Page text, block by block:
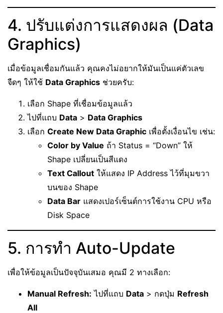
4. ปรับแต่งการแสดงผล (Data
Graphics)
เมื่อข้อมูลเชื่อมกันแล้ว คุณคงไม่อยากให้มันเป็นแค่ตัวเลข
จืดๆ ให้ใช้ Data Graphics ช่วยครับ:
เลือก Shape ที่เชื่อมข้อมูลแล้ว
ไปที่แถบ Data > Data Graphics
เลือก Create New Data Graphic เพื่อตั้งเงื่อนไข เช่น:
Color by Value ถ้า Status = “Down” ให้
Shape เปลี่ยนเป็นสีแดง
Text Callout ให้แสดง IP Address ไว้ที่มุมขวา
บนของ Shape
Data Bar แสดงเปอร์เซ็นต์การใช้งาน CPU หรือ
Disk Space
5. การทำ Auto-Update
เพื่อให้ข้อมูลเป็นปัจจุบันเสมอ คุณมี 2 ทางเลือก:
Manual Refresh: ไปที่แถบ Data > กดปุ่ม Refresh
All